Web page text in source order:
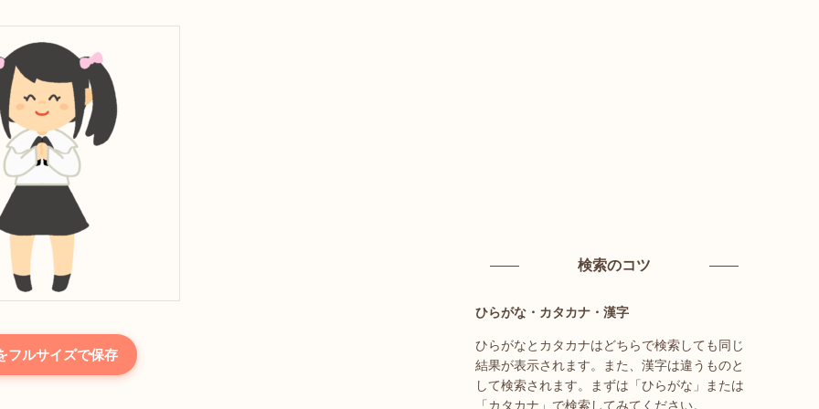
フルサイズで保存
検索のコツ
ひらがな・カタカナ・漢字
ひらがなとカタカナはどちらで検索しても同じ
結果が表示されます。また、漢字は違うものと
して検索されます。まずは「ひらがな」または
「カタカナ」で検索してみてください。